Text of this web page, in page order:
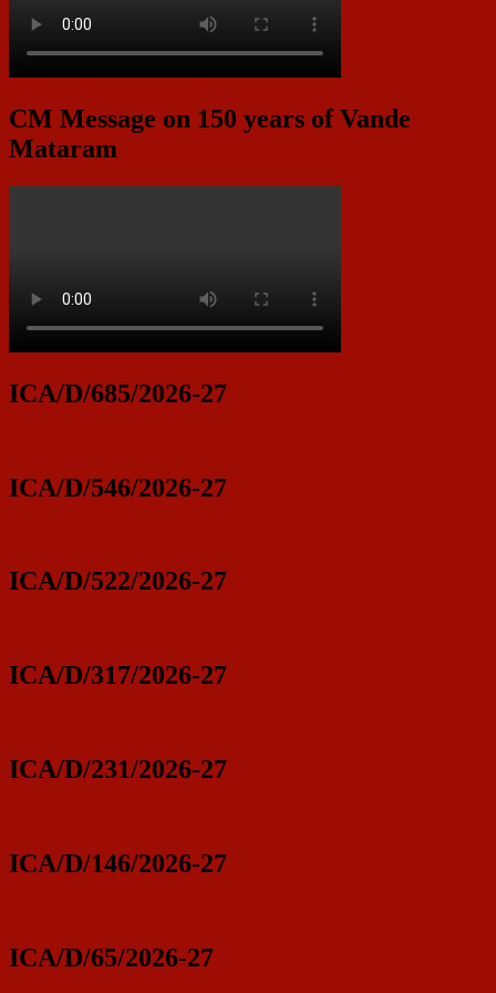
CM Message on 150 years of Vande
Mataram
ICA/D/685/2026-27
ICA/D/546/2026-27
ICA/D/522/2026-27
ICA/D/317/2026-27
ICA/D/231/2026-27
ICA/D/146/2026-27
ICA/D/65/2026-27